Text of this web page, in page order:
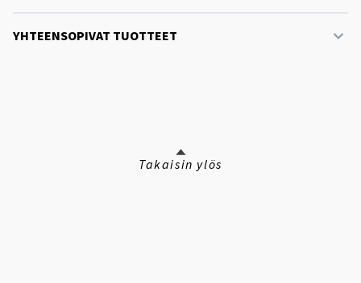
YHTEENSOPIVAT TUOTTEET
Takaisin ylös